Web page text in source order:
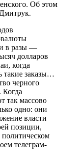
Об этом
в разы —
долларов
когда
такие заказы…
черного
Когда
так массово
одно: они
власти
позиции,
телеграм-